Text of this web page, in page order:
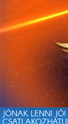
JÓNAK LENNI